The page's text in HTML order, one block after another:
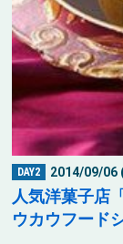
DAY2 2014/09/06
人気洋菓子店
ウカウフード